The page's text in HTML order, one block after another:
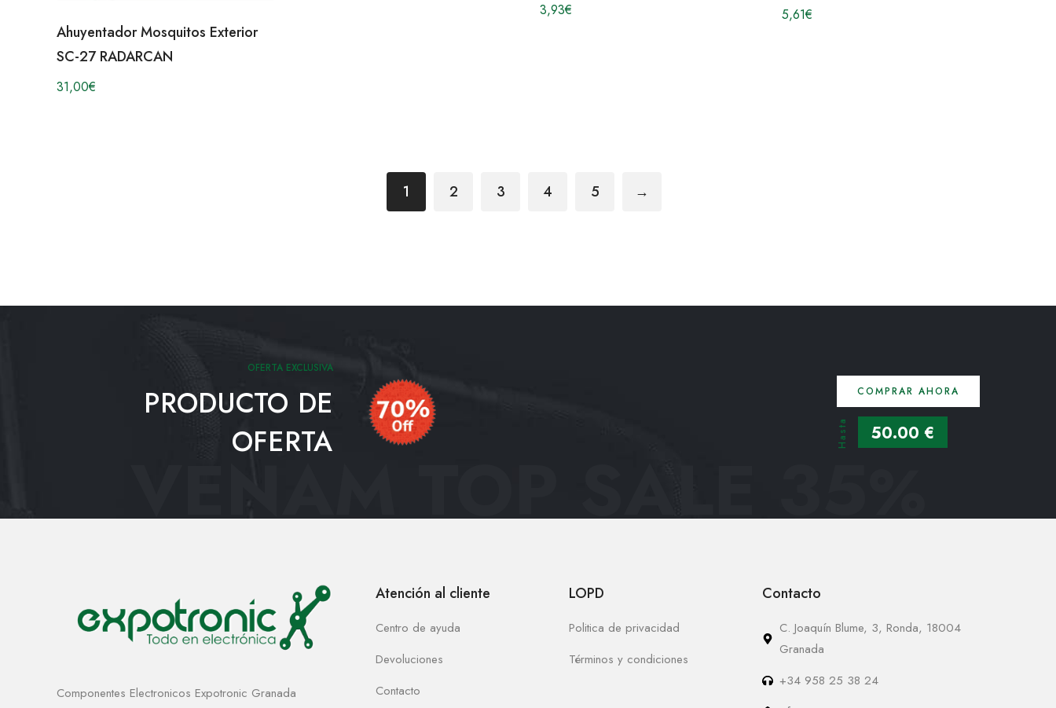
Ahuyentador Mosquitos Exterior
SC-27 RADARCAN
31,00€
3,93€ 5,61€
1 2 3 4 5 →
OFERTA EXCLUSIVA
PRODUCTO DE
OFERTA
COMPRAR AHORA
Hasta 50.00 €
VENAM TOP SALE 35%
Componentes Electronicos Expotronic Granada
Atención al cliente
Centro de ayuda
Devoluciones
Contacto
LOPD
Politica de privacidad
Términos y condiciones
Contacto
C. Joaquín Blume, 3, Ronda, 18004
Granada
+34 958 25 38 24